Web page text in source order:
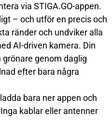
via STIGA.GO-appen.
– och utför en precis och
ränder och undviker alla
AI-driven kamera. Din
genom daglig
efter bara några
bara ner appen och
kablar eller antenner